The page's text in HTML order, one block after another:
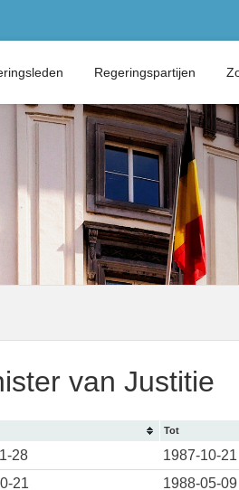
Regeringspartijen
van Justitie
Tot
28
1987-10-21
21 1988-05-09